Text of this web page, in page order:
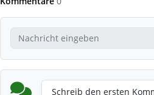
Schreib den ersten